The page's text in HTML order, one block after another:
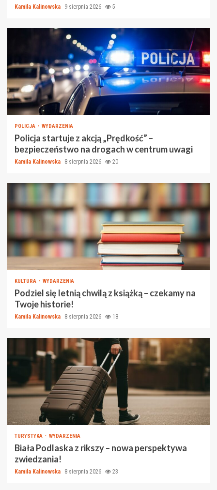
Kamila Kalinowska 9 sierpnia 2026 5
POLICJA WYDARZENIA
Policja startuje z akcją „Prędkość” –
bezpieczeństwo na drogach w centrum uwagi
Kamila Kalinowska 8 sierpnia 2026 20
KULTURA WYDARZENIA
Podziel się letnią chwilą z książką – czekamy na
Twoje historie!
Kamila Kalinowska 8 sierpnia 2026 18
TURYSTYKA WYDARZENIA
Biała Podlaska z rikszy – nowa perspektywa
zwiedzania!
Kamila Kalinowska 8 sierpnia 2026 23